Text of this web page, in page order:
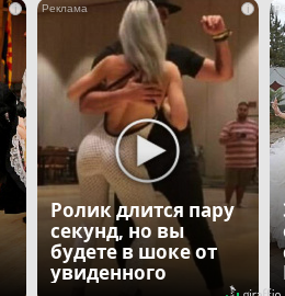
i i
Ролик длится пару
секунд, но вы
будете в шоке от
увиденного